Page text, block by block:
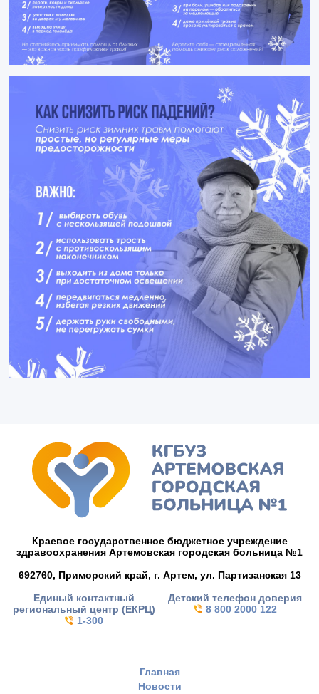
Краевое государственное бюджетное учреждение
здравоохранения Артемовская городская больница №1
692760, Приморский край, г. Артем, ул. Партизанская 13
Единый контактный
региональный центр (ЕКРЦ)
1-300
Детский телефон доверия
8 800 2000 122
Главная
Новости